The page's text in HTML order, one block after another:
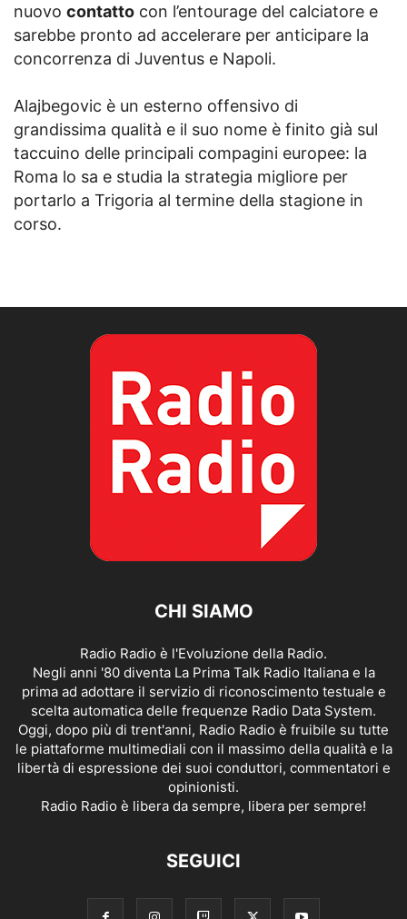
nuovo contatto con l’entourage del calciatore e
sarebbe pronto ad accelerare per anticipare la
concorrenza di Juventus e Napoli.
Alajbegovic è un esterno offensivo di
grandissima qualità e il suo nome è finito già sul
taccuino delle principali compagini europee: la
Roma lo sa e studia la strategia migliore per
portarlo a Trigoria al termine della stagione in
corso.
CHI SIAMO
Radio Radio è l'Evoluzione della Radio.
Negli anni '80 diventa La Prima Talk Radio Italiana e la
prima ad adottare il servizio di riconoscimento testuale e
scelta automatica delle frequenze Radio Data System.
Oggi, dopo più di trent'anni, Radio Radio è fruibile su tutte
le piattaforme multimediali con il massimo della qualità e la
libertà di espressione dei suoi conduttori, commentatori e
opinionisti.
Radio Radio è libera da sempre, libera per sempre!
SEGUICI